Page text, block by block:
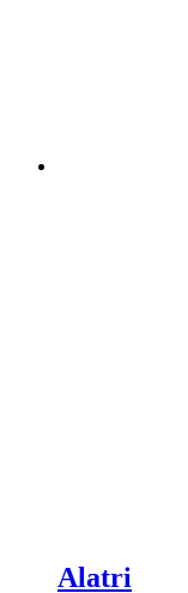
Alatri